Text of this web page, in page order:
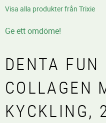
Visa alla produkter från Trixie
Ge ett omdöme!
DENTA FUN
COLLAGEN
KYCKLING,